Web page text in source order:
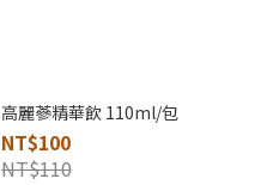
高麗蔘精華飲 110ml/包
NT$100
NT$110